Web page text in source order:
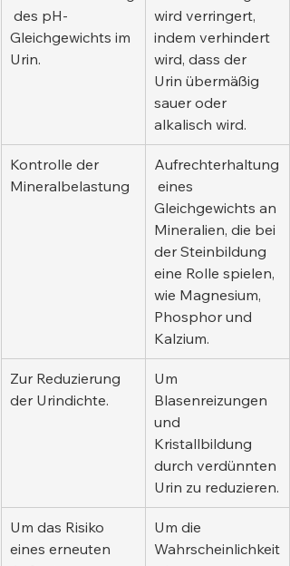
des pH-
Gleichgewichts im
Urin.
wird verringert,
indem verhindert
wird, dass der
Urin übermäßig
sauer oder
alkalisch wird.
Kontrolle der
Mineralbelastung
Aufrechterhaltung
eines
Gleichgewichts an
Mineralien, die bei
der Steinbildung
eine Rolle spielen,
wie Magnesium,
Phosphor und
Kalzium.
Zur Reduzierung
der Urindichte.
Um
Blasenreizungen
und
Kristallbildung
durch verdünnten
Urin zu reduzieren.
Um das Risiko
eines erneuten
Um die
Wahrscheinlichkeit